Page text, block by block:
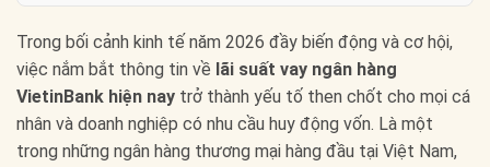
Trong bối cảnh kinh tế năm 2026 đầy biến động và cơ hội,
việc nắm bắt thông tin về lãi suất vay ngân hàng
VietinBank hiện nay trở thành yếu tố then chốt cho mọi cá
nhân và doanh nghiệp có nhu cầu huy động vốn. Là một
trong những ngân hàng thương mại hàng đầu tại Việt Nam,